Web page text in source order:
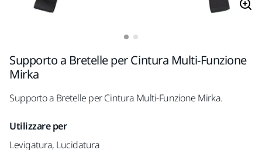
Supporto a Bretelle per Cintura Multi-Funzione
Mirka
Supporto a Bretelle per Cintura Multi-Funzione Mirka.
Utilizzare per
Levigatura, Lucidatura